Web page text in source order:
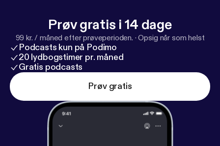
Recuerda que puedes escuchar la versión en vídeo
en mi canal de YouTube aquí:https://youtu.be/DkAu
MP3oOQc?feature=shared
Prøv gratis i 14 dage
99 kr. / måned efter prøveperioden. ·Opsig når som helst
Podcasts kun på Podimo
20 lydbogstimer pr. måned
Gratis podcasts
Prøv gratis